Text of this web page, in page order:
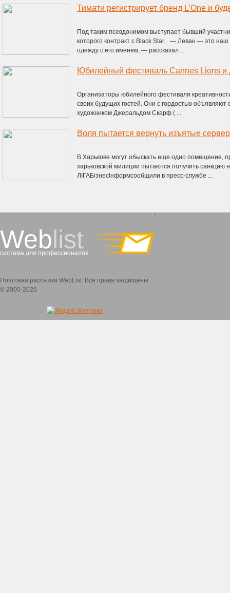
Тимати регистрирует бренд L’One и
Под таким псевдонимом выступает бывший
которого контракт с Black Star. — Леван — это
одежду с его именем, — рассказал ...
Организаторы юбилейного фестиваля
своих будущих гостей. Они с гордостью
художником Джеральдом Скарф ( ...
Воля пытается вернуть изъятые
В Харькове могут обыскать еще одно помещение,
харьковской милиции пытаются получить санкцию
ЛІГАБізнесІнформсообщили в пресс-службе ...
Weblist
система для профессионалов
`
Почтовая рассылка WebList. Все права защищены.
© 2000-2026